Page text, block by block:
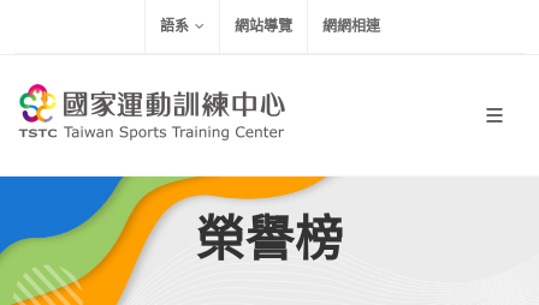
語系 網站導覽 網網相連
榮譽榜